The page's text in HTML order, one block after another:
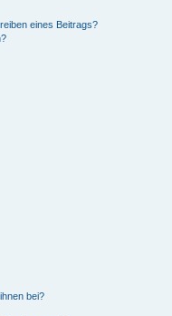
eines Beitrags?
bei?